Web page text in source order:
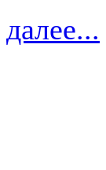
далее...